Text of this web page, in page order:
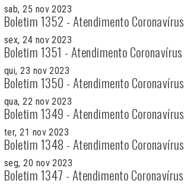
sab, 25 nov 2023
Boletim 1352 - Atendimento Coronavírus
sex, 24 nov 2023
Boletim 1351 - Atendimento Coronavírus
qui, 23 nov 2023
Boletim 1350 - Atendimento Coronavírus
qua, 22 nov 2023
Boletim 1349 - Atendimento Coronavírus
ter, 21 nov 2023
Boletim 1348 - Atendimento Coronavírus
seg, 20 nov 2023
Boletim 1347 - Atendimento Coronavírus